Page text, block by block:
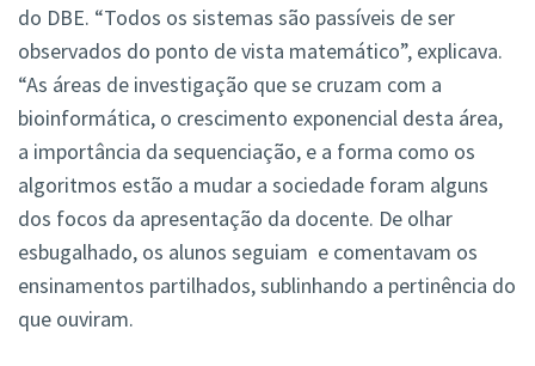
do DBE. “Todos os sistemas são passíveis de ser
observados do ponto de vista matemático”, explicava.
“As áreas de investigação que se cruzam com a
bioinformática, o crescimento exponencial desta área,
a importância da sequenciação, e a forma como os
algoritmos estão a mudar a sociedade foram alguns
dos focos da apresentação da docente. De olhar
esbugalhado, os alunos seguiam e comentavam os
ensinamentos partilhados, sublinhando a pertinência do
que ouviram.